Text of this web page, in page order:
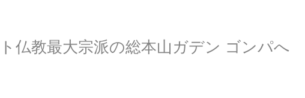
仏教最大宗派の総本山ガデン ゴンパへ